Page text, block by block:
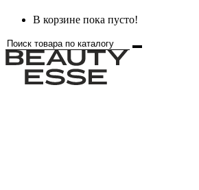
В корзине пока пусто!